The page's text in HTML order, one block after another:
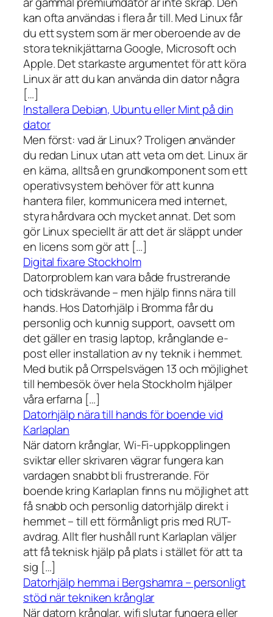
kan ofta användas i flera år till. Med Linux får
du ett system som är mer oberoende av de
stora teknikjättarna Google, Microsoft och
Apple. Det starkaste argumentet för att köra
Linux är att du kan använda din dator några
[…]
Installera Debian, Ubuntu eller Mint på din
dator
Men först: vad är Linux? Troligen använder
du redan Linux utan att veta om det. Linux är
en kärna, alltså en grundkomponent som ett
operativsystem behöver för att kunna
hantera filer, kommunicera med internet,
styra hårdvara och mycket annat. Det som
gör Linux speciellt är att det är släppt under
en licens som gör att […]
Digital fixare Stockholm
Datorproblem kan vara både frustrerande
och tidskrävande – men hjälp finns nära till
hands. Hos Datorhjälp i Bromma får du
personlig och kunnig support, oavsett om
det gäller en trasig laptop, krånglande e-
post eller installation av ny teknik i hemmet.
Med butik på Orrspelsvägen 13 och möjlighet
till hembesök över hela Stockholm hjälper
våra erfarna […]
Datorhjälp nära till hands för boende vid
Karlaplan
När datorn krånglar, Wi-Fi-uppkopplingen
sviktar eller skrivaren vägrar fungera kan
vardagen snabbt bli frustrerande. För
boende kring Karlaplan finns nu möjlighet att
få snabb och personlig datorhjälp direkt i
hemmet – till ett förmånligt pris med RUT-
avdrag. Allt fler hushåll runt Karlaplan väljer
att få teknisk hjälp på plats i stället för att ta
sig […]
Datorhjälp hemma i Bergshamra – personligt
stöd när tekniken krånglar
När datorn krånglar, wifi slutar fungera eller